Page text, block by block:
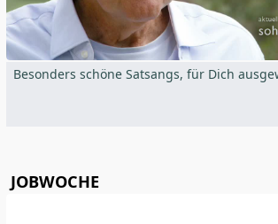
Besonders schöne Satsangs, für Dich
JOBWOCHE